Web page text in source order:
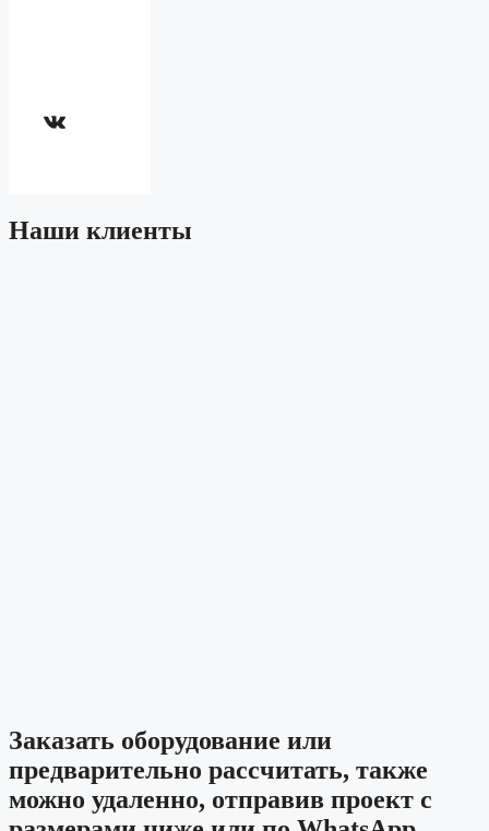
ВКонтакте
Наши клиенты
Заказать оборудование или
предварительно рассчитать, также
можно удаленно, отправив проект с